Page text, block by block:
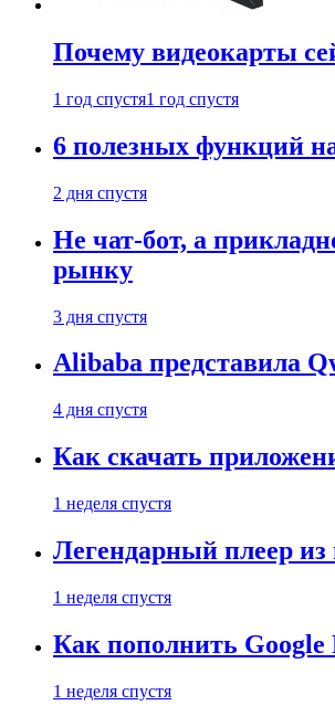
Почему видеокарты
1 год спустя1 год спустя
6 полезных функций
2 дня спустя
Не чат-бот, а
рынку
3 дня спустя
Alibaba представила
4 дня спустя
Как скачать
1 неделя спустя
Легендарный плеер
1 неделя спустя
Как пополнить Google
1 неделя спустя